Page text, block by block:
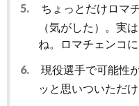
5.
ちょっとだけロマ
（気がした）。実
ね。ロマチェンコ
6.
現役選手で可能性
ッと思いついただ